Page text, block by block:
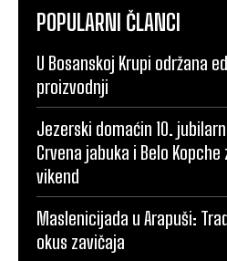
POPULARNI ČLANCI
U Bosanskoj Krupi održana
proizvodnji
Jezerski domaćin 10.
Crvena jabuka i Belo
vikend
Maslenicijada u Arapuši:
okus zavičaja